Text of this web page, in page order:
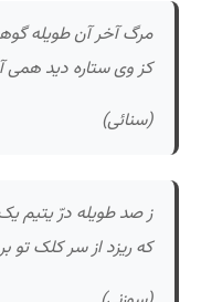
مرگ آخر آن طویله
کز وی ستاره دید همی
(سنائی)
ز صد طویله درّ یتیم
که ریزد از سر کلک